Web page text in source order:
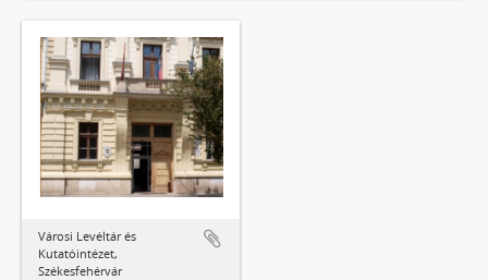
Városi Levéltár és
Kutatóintézet,
Székesfehérvár